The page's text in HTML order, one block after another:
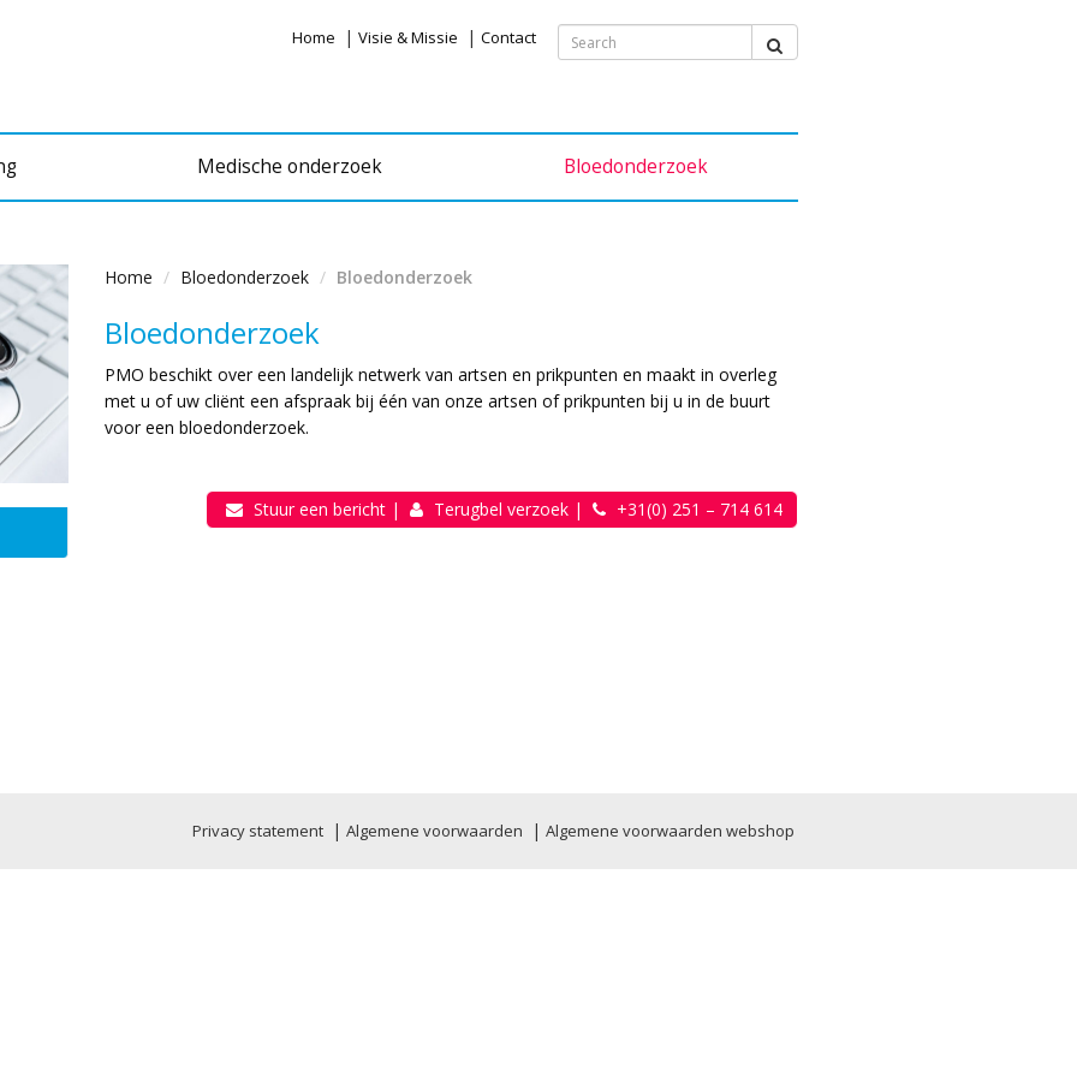
Home | Visie & Missie | Contact
Medische onderzoek Bloedonderzoek
Home Bloedonderzoek Bloedonderzoek
Bloedonderzoek
PMO beschikt over een landelijk netwerk van artsen en prikpunten en maakt in overleg
met u of uw cliënt een afspraak bij één van onze artsen of prikpunten bij u in de buurt
voor een bloedonderzoek.
Stuur een bericht| Terugbel verzoek| +31(0) 251 – 714 614
Privacy statement | Algemene voorwaarden | Algemene voorwaarden webshop